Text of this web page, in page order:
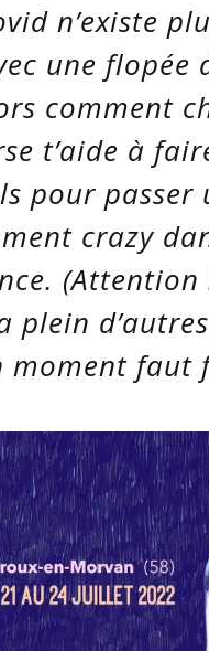
n’existe
une flopée
comment
t’aide à
pour passer
crazy
(Attention
plein
faut